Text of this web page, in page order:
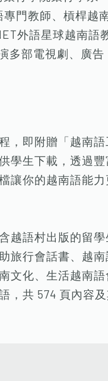
專門教師、槓桿越
外語星球越南語
多部電視劇、廣告
，即附贈「越南語
學生下載，透過豐
讓你的越南語能力
越語村出版的留
旅行會話書、越南
文化、生活越南語
，共 574 頁內容及